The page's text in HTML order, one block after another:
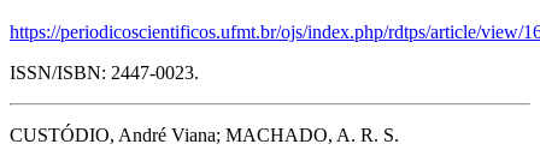
https://periodicoscientificos.ufmt.br/ojs/index.php/rdtps/article/view/
ISSN/ISBN: 2447-0023.
CUSTÓDIO, André Viana; MACHADO, A. R. S.